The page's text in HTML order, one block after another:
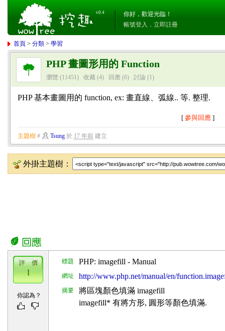
v0.4
你好，歡迎光臨！
帳號登入 ． 立即註冊
首頁 >分類 >學習
PHP 畫圖形用的 Function
瀏覽 (11451) 收藏 (4) 回應 (6) 討論 (1)
PHP 基本畫圖用的 function, ex: 畫直線、弧線.. 等. 整理.
[ 參與回應]
主題樹 # Tsung於 17 年前建立
外掛主題樹：
標題 PHP: imagefill - Manual
網址 http://www.php.net/manual/en/
摘要
將區塊顏色填滿 imagefill
imagefill* 有將方形, 圓形等顏色填滿.
評 價
1
你認為？